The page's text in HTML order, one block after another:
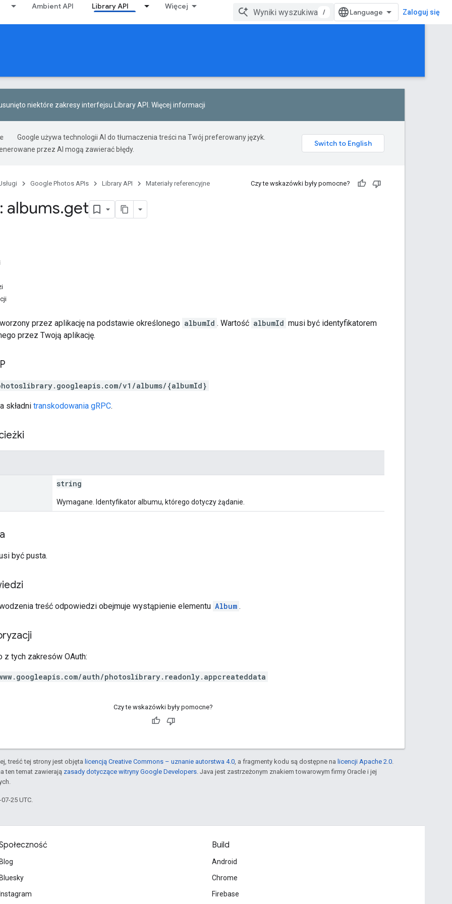
Ambient API Library API Więcej
/ Zaloguj się
niektóre zakresy interfejsu Library API. Więcej informacji
Google używa technologii AI do tłumaczenia treści na Twój preferowany język.
przez AI mogą zawierać błędy.
Google Photos APIs Library API Materiały referencyjne Czy te wskazówki były pomocne?
albums.get
przez aplikację na podstawie określonego albumId . Wartość albumId musi być identyfikatorem
przez Twoją aplikację.
v1/albums/{albumId}
składni transkodowania gRPC.
string
Wymagane. Identyfikator albumu, którego dotyczy żądanie.
być pusta.
treść odpowiedzi obejmuje wystąpienie elementu Album .
z tych zakresów OAuth:
auth/photoslibrary.readonly.appcreateddata
Czy te wskazówki były pomocne?
treść tej strony jest objęta licencją Creative Commons – uznanie autorstwa 4.0 , a fragmenty kodu są dostępne na licencji Apache 2.0
ten temat zawierają zasady dotyczące witryny Google Developers . Java jest zastrzeżonym znakiem towarowym firmy Oracle i jej
25 UTC.
Blog
Bluesky
Instagram
Build
Android
Chrome
Firebase